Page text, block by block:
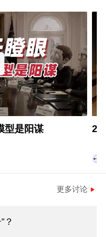
型是阳谋 2
更多讨论
？